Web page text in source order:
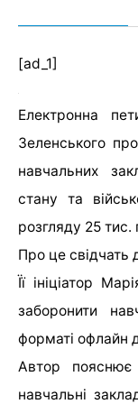
[ad_1]
Електронна
Зеленського
навчальних
стану та
розгляду 25 тис.
Про це свідчать
Її ініціатор
заборонити
форматі офлайн
Автор
навчальні